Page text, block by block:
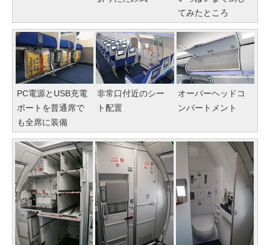
てみたところ
PC電源とUSB充電
ポートを普通席で
も全席に装備
非常口付近のシー
ト配置
オーバーヘッドコ
ンパートメント